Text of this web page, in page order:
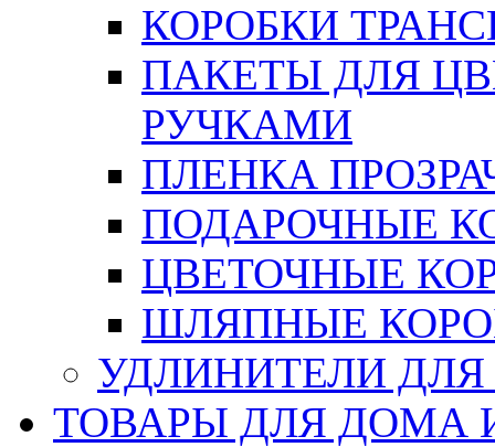
КОРОБКИ
ПАКЕТЫ ДЛЯ
РУЧКАМИ
ПЛЕНКА
ПОДАРОЧНЫЕ
ЦВЕТОЧНЫЕ
ШЛЯПНЫЕ
УДЛИНИТЕЛИ
ТОВАРЫ ДЛЯ ДОМА